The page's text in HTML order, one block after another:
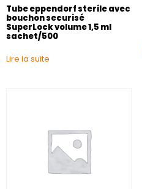
Tube eppendorf sterile avec
bouchon securisé
SuperLock volume 1,5 ml
sachet/500
Lire la suite